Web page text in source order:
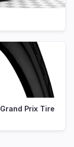
Prix Tire